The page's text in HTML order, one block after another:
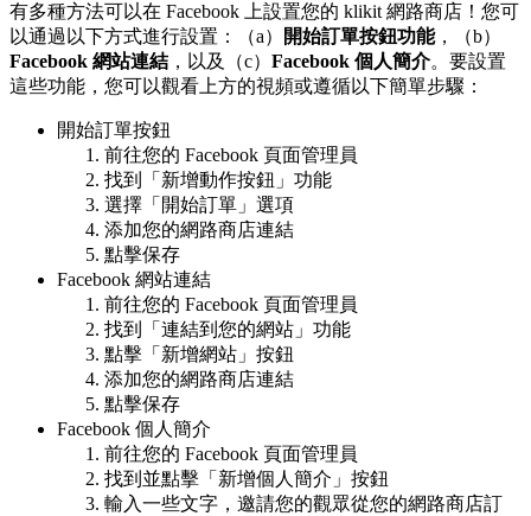
有多種方法可以在 Facebook 上設置您的 klikit 網路商店！您可
以通過以下方式進行設置：（a）
開始訂單按鈕功能，（b）
Facebook 網站連結 ，以及（c） Facebook 個人簡介。要設置
這些功能，您可以觀看上方的視頻或遵循以下簡單步驟：
開始訂單按鈕
前往您的 Facebook 頁面管理員
找到「新增動作按鈕」功能
選擇「開始訂單」選項
添加您的網路商店連結
點擊保存
Facebook 網站連結
前往您的 Facebook 頁面管理員
找到「連結到您的網站」功能
點擊「新增網站」按鈕
添加您的網路商店連結
點擊保存
Facebook 個人簡介
前往您的 Facebook 頁面管理員
找到並點擊「新增個人簡介」按鈕
輸入一些文字，邀請您的觀眾從您的網路商店訂